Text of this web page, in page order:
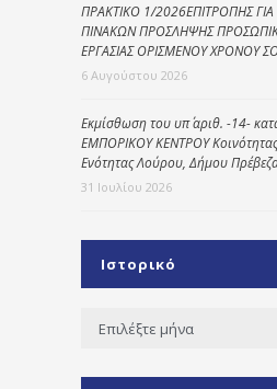
ΠΡΑΚΤΙΚΟ 1/2026ΕΠΙΤΡΟΠΗΣ
ΠΙΝΑΚΩΝ ΠΡΟΣΛΗΨΗΣ
ΕΡΓΑΣΙΑΣ ΟΡΙΣΜΕΝΟΥ ΧΡΟΝΟΥ
6 Αυγούστου 2026
Εκμίσθωση του υπ΄ αριθ. -14-
ΕΜΠΟΡΙΚΟΥ ΚΕΝΤΡΟΥ
Ενότητας Λούρου, Δήμου
31 Ιουλίου 2026
Ιστορικό
Ιστορικό